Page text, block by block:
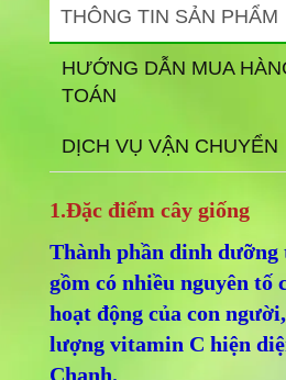
THÔNG TIN SẢN PHẨM
HƯỚNG DẪN MUA
TOÁN
DỊCH VỤ VẬN CHUYỂN
1.Đặc điểm cây giống
Thành phần dinh dưỡng
gồm có nhiều nguyên tố
hoạt động của con
lượng vitamin C hiện
Chanh.